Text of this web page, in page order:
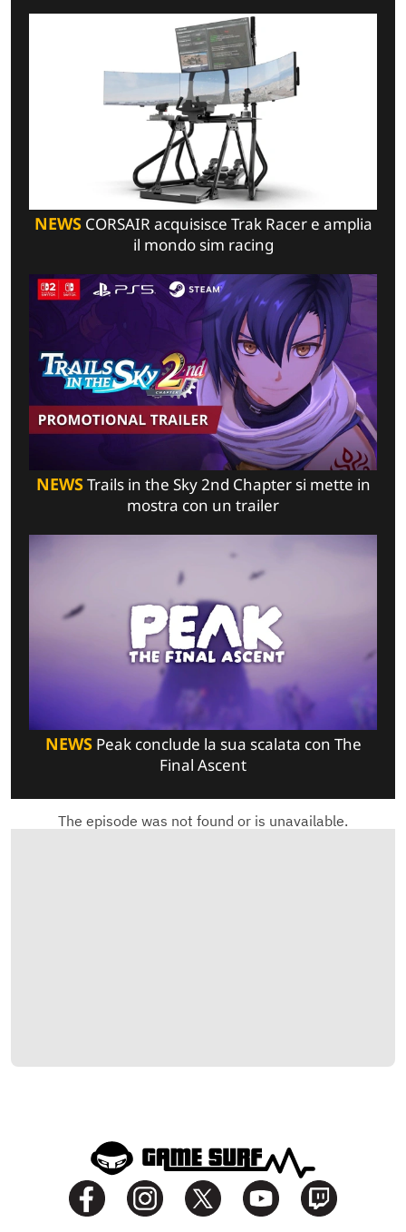
NEWSCORSAIR acquisisce Trak Racer e amplia
il mondo sim racing
NEWSTrails in the Sky 2nd Chapter si mette in
mostra con un trailer
NEWSPeak conclude la sua scalata con The
Final Ascent